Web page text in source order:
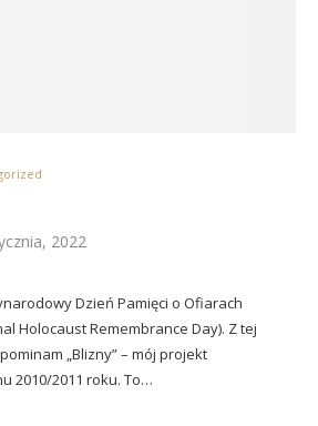
2022
Dzień Pamięci o Ofiarach
Holocaust Remembrance Day). Z tej
„Blizny” – mój projekt
2010/2011 roku. To…